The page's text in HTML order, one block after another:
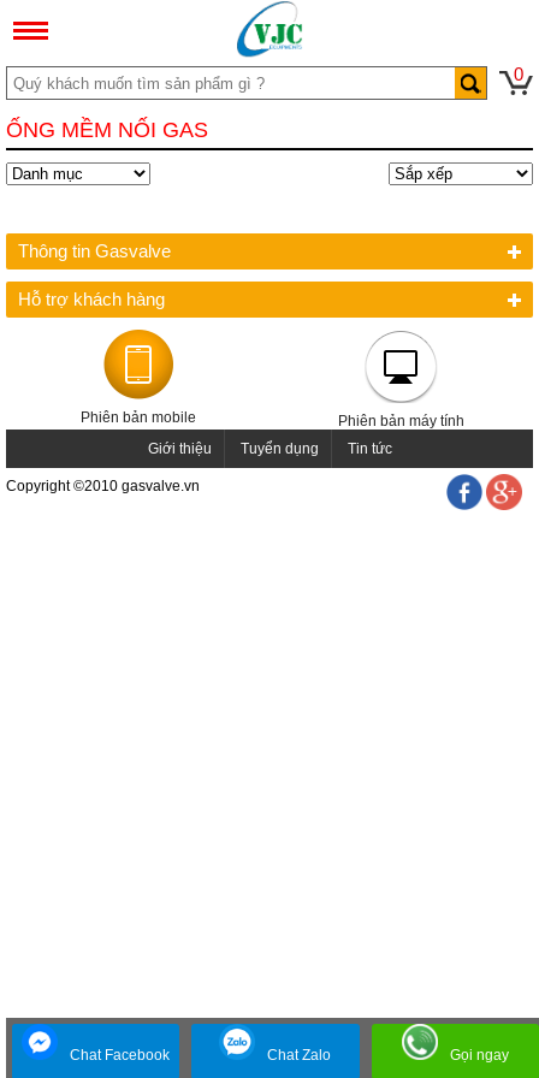
0
ỐNG MỀM NỐI GAS
Thông tin Gasvalve
Hỗ trợ khách hàng
Phiên bản mobile
Phiên bản máy tính
Giới thiệu
Tuyển dụng Tin tức
Copyright ©2010 gasvalve.vn
Chat Facebook Gọi ngay
Chat Zalo